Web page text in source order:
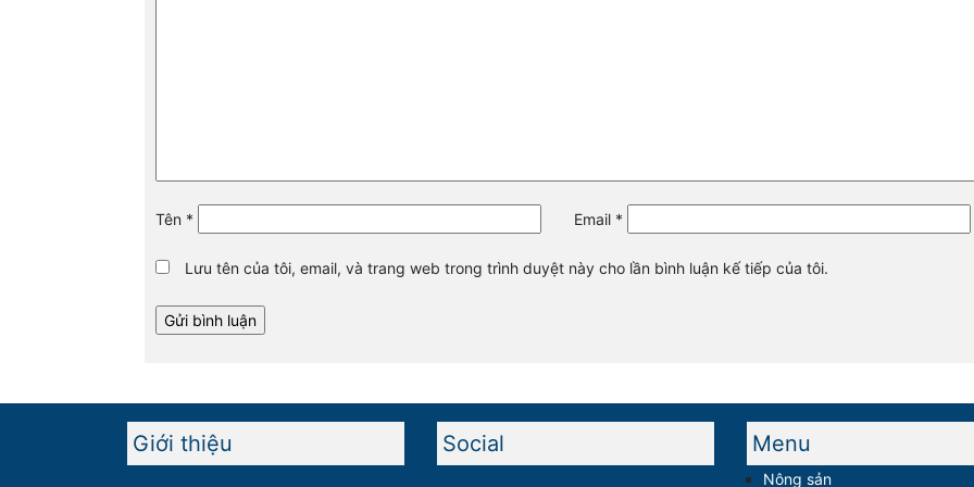
Tên * Email *
Lưu tên của tôi, email, và trang web trong trình duyệt này cho lần bình luận kế tiếp của tôi.
Giới thiệu Social Menu
Nông sản